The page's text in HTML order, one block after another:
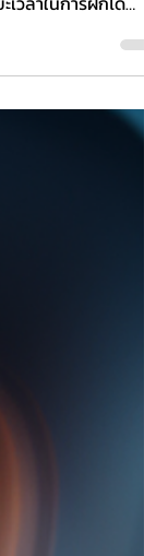
ฟังภาษา
ช้เวลาในการฝึกฝน
นื่องจากไม่มีเทคนิค